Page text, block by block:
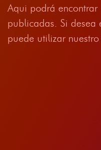
Aqui podrá
publicadas. Si desea
puede utilizar